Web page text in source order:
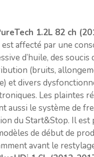
1.2L 82 ch
affecté par une
d’huile, des soucis
(bruits,
et divers
Les plaintes
aussi le système de
du Start&Stop. Il est
de début de
avant le